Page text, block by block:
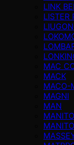
LINK
LISTER
MAC
MACK
MACO-
MAGNI
MAN